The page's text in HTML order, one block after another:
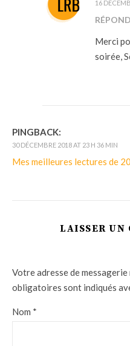
16
Merci
soirée,
PINGBACK:
30 DÉCEMBRE 2018 AT 23 H 36 MIN
Mes meilleures lectures de
LAISSER UN
Votre adresse de messagerie
obligatoires sont indiqués
Nom *